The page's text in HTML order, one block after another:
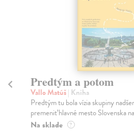
Město a jeho nejisté
Murakami Haruki| Kniha
Ty jsi to byla, kdo mi vyprávěl o
jeho nejisté zdi – dlouho
Na sklade ?